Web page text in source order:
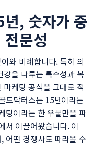
, 숫자가 증
전문성
와 비례합니다. 특히 의
을 다루는 특수성과 복
케팅 공식을 그대로 적
드닥터스는 15년이라는
팅이라는 한 우물만을 파
서 이끌어왔습니다. 이
어떤 경쟁사도 따라올 수